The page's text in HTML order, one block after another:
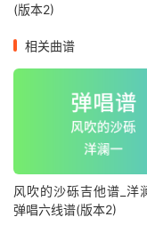
(版本2)
相关曲谱
风吹的沙砾吉他谱_洋
弹唱六线谱(版本2)